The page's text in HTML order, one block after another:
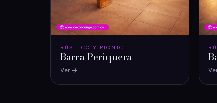
RÚSTICO Y PICNIC
Barra Periquera
Ver